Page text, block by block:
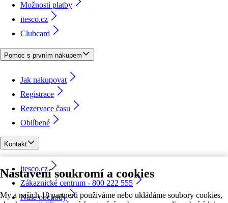
Nastavení soukromí a cookies
My a našich 18 partnerů používáme nebo ukládáme soubory cookies,
Možnosti platby
itesco.cz
Clubcard
Pomoc s prvním nákupem
Jak nakupovat
Registrace
Rezervace času
Oblíbené
Kontakt
itesco.cz
Zákaznické centrum - 800 222 555
Naše obchody